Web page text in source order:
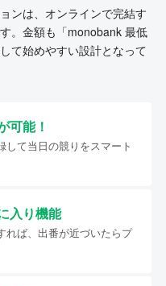
ンは、オンラインで完結す
。金額も「monobank 最低
て始めやすい設計となって
可能！
して当日の競りをスマート
入り機能
れば、出番が近づいたらプ